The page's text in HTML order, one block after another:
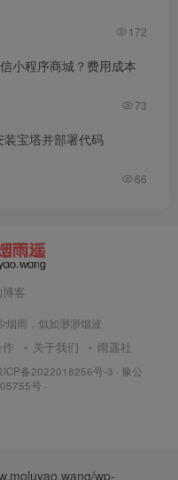
172
小程序商城？费用成本
73
宝塔并部署代码
66
客
烟雨，似如渺渺烟波
关于我们 雨遥社
ICP备2022018256号-3 · 豫公
号 ·
wp-